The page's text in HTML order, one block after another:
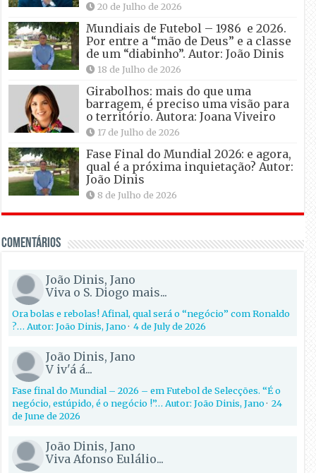
20 de Julho de 2026
Mundiais de Futebol – 1986 e 2026.
Por entre a “mão de Deus” e a classe
de um “diabinho”. Autor: João Dinis
18 de Julho de 2026
Girabolhos: mais do que uma
barragem, é preciso uma visão para
o território. Autora: Joana Viveiro
17 de Julho de 2026
Fase Final do Mundial 2026: e agora,
qual é a próxima inquietação? Autor:
João Dinis
8 de Julho de 2026
Comentários
João Dinis, Jano
Viva o S. Diogo mais...
Ora bolas e rebolas! Afinal, qual será o “negócio” com Ronaldo
?… Autor: João Dinis, Jano·4 de July de 2026
João Dinis, Jano
V iv'á á...
Fase final do Mundial – 2026 – em Futebol de Selecções. “É o
negócio, estúpido, é o negócio !”… Autor: João Dinis, Jano·24
de June de 2026
João Dinis, Jano
Viva Afonso Eulálio...